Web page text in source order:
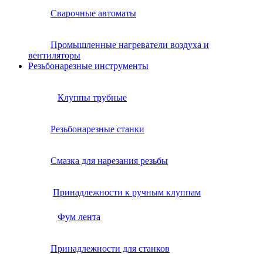
Сварочные автоматы
Промышленные нагреватели воздуха и
вентиляторы
Резьбонарезные инструменты
Клуппы трубные
Резьбонарезные станки
Смазка для нарезания резьбы
Принадлежности к ручным клуппам
Фум лента
Принадлежности для станков